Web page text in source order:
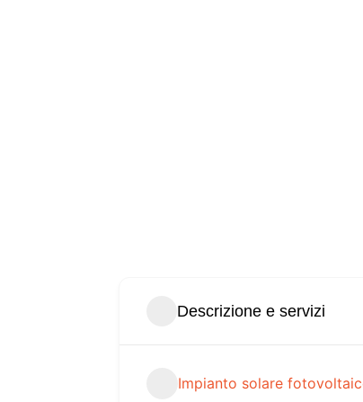
Descrizione e servizi
Impianto solare